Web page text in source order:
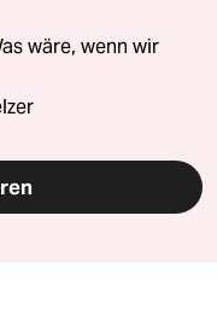
wäre, wenn wir